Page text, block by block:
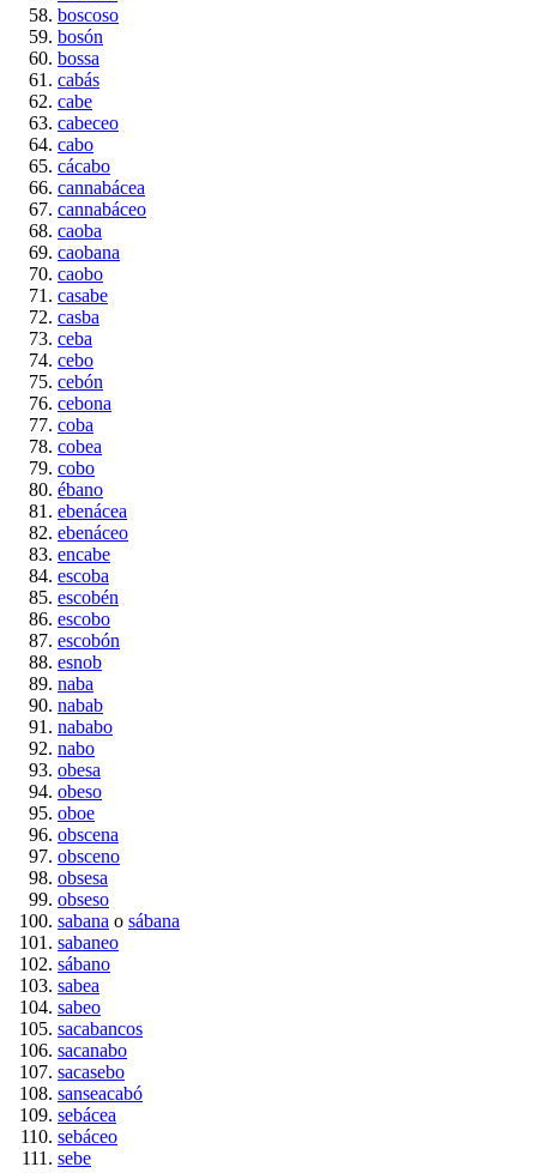
boscoso
bosón
bossa
cabás
cabe
cabeceo
cabo
cácabo
cannabácea
cannabáceo
caoba
caobana
caobo
casabe
casba
ceba
cebo
cebón
cebona
coba
cobea
cobo
ébano
ebenácea
ebenáceo
encabe
escoba
escobén
escobo
escobón
esnob
naba
nabab
nababo
nabo
obesa
obeso
oboe
obscena
obsceno
obsesa
obseso
sabana o sábana
sabaneo
sábano
sabea
sabeo
sacabancos
sacanabo
sacasebo
sanseacabó
sebácea
sebáceo
sebe